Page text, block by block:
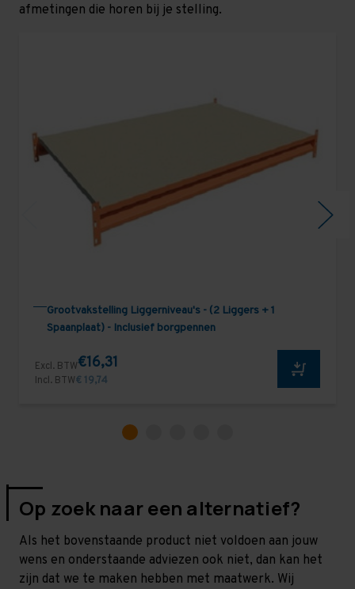
afmetingen die horen bij je stelling.
Grootvakstelling Liggerniveau's - (2 Liggers + 1
Spaanplaat) - Inclusief borgpennen
Excl. BTW€16,31
Incl. BTW€ 19,74
Op zoek naar een alternatief?
Als het bovenstaande product niet voldoen aan jouw
wens en onderstaande adviezen ook niet, dan kan het
zijn dat we te maken hebben met maatwerk. Wij